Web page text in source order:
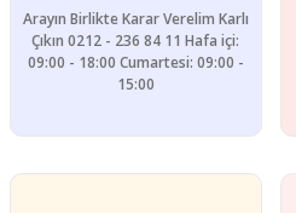
Arayın Birlikte Karar Verelim Karlı
Çıkın 0212 - 236 84 11 Hafa içi:
09:00 - 18:00 Cumartesi: 09:00 -
15:00